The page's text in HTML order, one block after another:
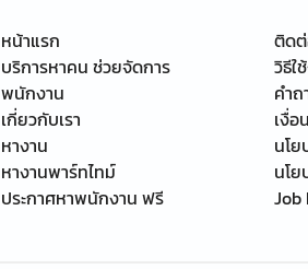
หน้าแรก
บริการหาคน ช่วยจัดการ
พนักงาน
เกี่ยวกับเรา
หางาน
หางานพาร์ทไทม์
ประกาศหาพนักงาน ฟรี
ติดต่
วิธีใ
คำ
เงื่อ
นโ
นโ
Job